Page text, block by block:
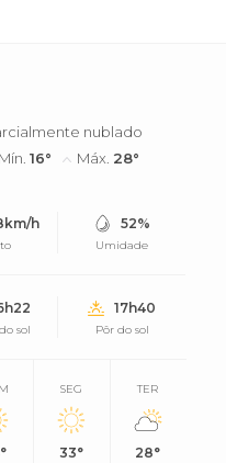
nublado
Mín.16° Máx. 28°
h 52%
Umidade
sol
17h40
Pôr do sol
SEG
33°
TER
28°